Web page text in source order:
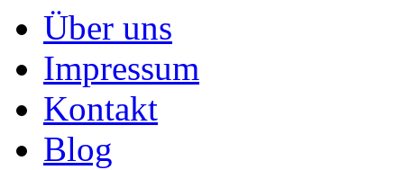
Über uns
Impressum
Kontakt
Blog